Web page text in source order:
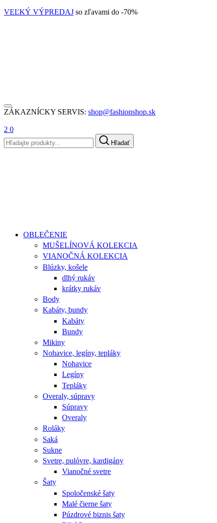
VEĽKÝ VÝPREDAJ so zľavami do -70%
ZÁKAZNÍCKY SERVIS: shop@fashionshop.sk
2 0
Hľadať
OBLEČENIE
MUŠELÍNOVÁ KOLEKCIA
VIANOČNÁ KOLEKCIA
Blúzky, košele
dlhý rukáv
krátky rukáv
Body
Kabáty, bundy
Kabáty
Bundy
Mikiny
Nohavice, legíny, tepláky
Nohavice
Legíny
Tepláky
Overaly, súpravy
Súpravy
Overaly
Roláky
Saká
Sukne
Svetre, pulóvre, kardigány
Vianočné svetre
Šaty
Spoločenské šaty
Malé čierne šaty
Púzdrové biznis šaty